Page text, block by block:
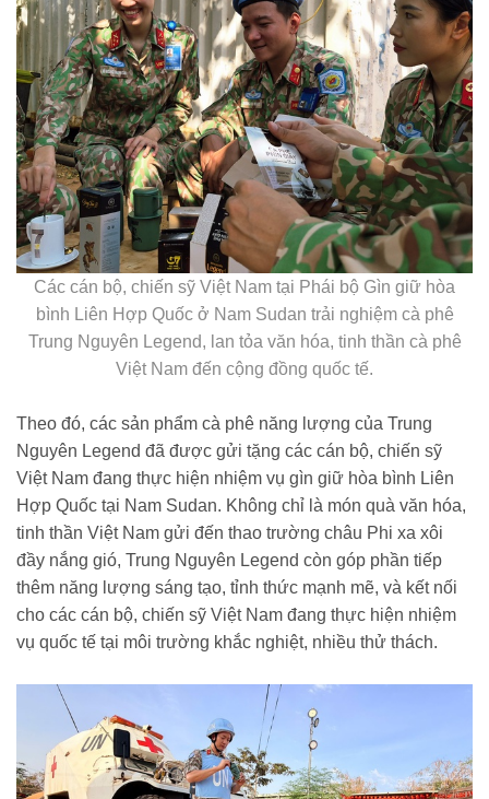
Các cán bộ, chiến sỹ Việt Nam tại Phái bộ Gìn giữ hòa
bình Liên Hợp Quốc ở Nam Sudan trải nghiệm cà phê
Trung Nguyên Legend, lan tỏa văn hóa, tinh thần cà phê
Việt Nam đến cộng đồng quốc tế.
Theo đó, các sản phẩm cà phê năng lượng của Trung
Nguyên Legend đã được gửi tặng các cán bộ, chiến sỹ
Việt Nam đang thực hiện nhiệm vụ gìn giữ hòa bình Liên
Hợp Quốc tại Nam Sudan. Không chỉ là món quà văn hóa,
tinh thần Việt Nam gửi đến thao trường châu Phi xa xôi
đầy nắng gió, Trung Nguyên Legend còn góp phần tiếp
thêm năng lượng sáng tạo, tỉnh thức mạnh mẽ, và kết nối
cho các cán bộ, chiến sỹ Việt Nam đang thực hiện nhiệm
vụ quốc tế tại môi trường khắc nghiệt, nhiều thử thách.